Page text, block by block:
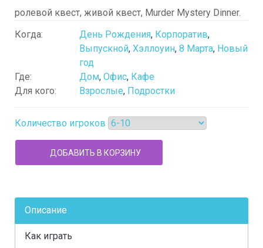
ролевой квест, живой квест, Murder Mystery Dinner.
Когда:
День Рождения, Корпоратив,
Выпускной, Хэллоуин, 8 Марта, Новый
год
Где:
Дом, Офис, Кафе
Для кого:
Взрослые, Подростки
Количество игроков
Описание
Как играть